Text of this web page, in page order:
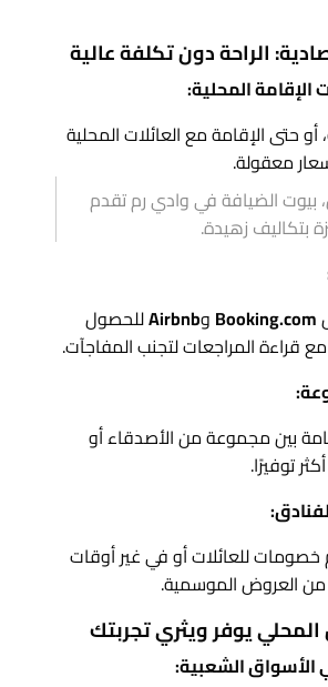
أو حتى الإقامة مع العائلات المحلية
معقولة.
بيوت الضيافة في وادي رم تقدم
بتكاليف زهيدة.
Booking.com وAirbnbللحصول
قراءة المراجعات لتجنب المفاجآت.
بين مجموعة من الأصدقاء أو
توفيرًا.
للعائلات أو في غير أوقات
من العروض الموسمية.